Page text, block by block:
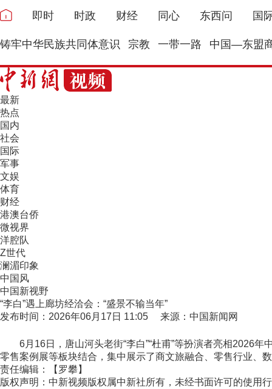
即时 时政 财经 同心 东西问 国
铸牢中华民族共同体意识 宗教 一带一路 中国—东盟
最新
热点
国内
社会
国际
军事
文娱
体育
财经
港澳台侨
微视界
洋腔队
Z世代
澜湄印象
中国风
中国新视野
“李白”遇上廊坊经洽会：“盛景不输当年”
发布时间：2026年06月17日 11:05 来源：中国新闻网
6月16日，唐山河头老街“李白”“杜甫”等扮演者亮相2026年
零售案例展等板块结合，集中展示了商文旅融合、零售行业、
责任编辑：【罗攀】
版权声明：中新视频版权属中新社所有，未经书面许可的使用